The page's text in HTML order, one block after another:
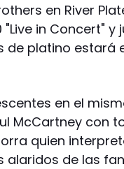
en River
in Concert"
platino estará
en el
McCartney con
quien
alaridos de las